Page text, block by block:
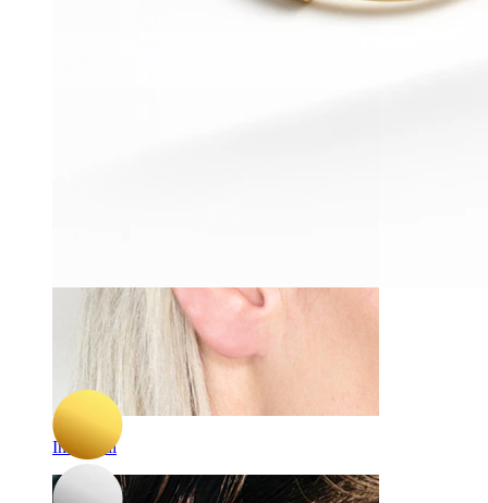
Industrial
-15%
Bodymod Premium
Par af titanium-huggies
152,15 kr
179,00 kr